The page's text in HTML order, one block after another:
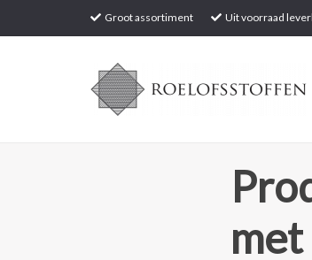
Groot assortiment Uit voorraad